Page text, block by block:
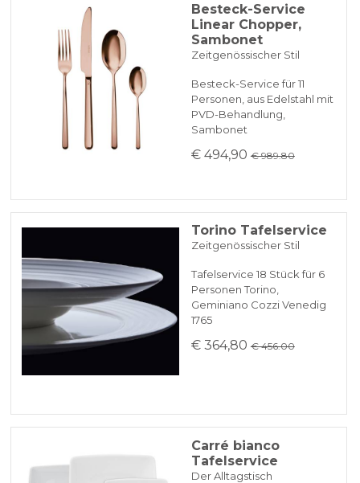
Besteck-Service
Linear Chopper,
Sambonet
Zeitgenössischer Stil
Besteck-Service für 11
Personen, aus Edelstahl mit
PVD-Behandlung,
Sambonet
€ 494,90 € 989.80
Torino Tafelservice
Zeitgenössischer Stil
Tafelservice 18 Stück für 6
Personen Torino,
Geminiano Cozzi Venedig
1765
€ 364,80 € 456.00
Carré bianco
Tafelservice
Der Alltagstisch